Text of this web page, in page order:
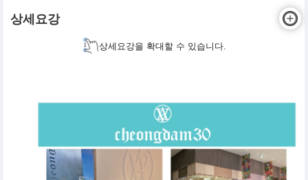
상세요강
상세요강을 확대할 수 있습니다.